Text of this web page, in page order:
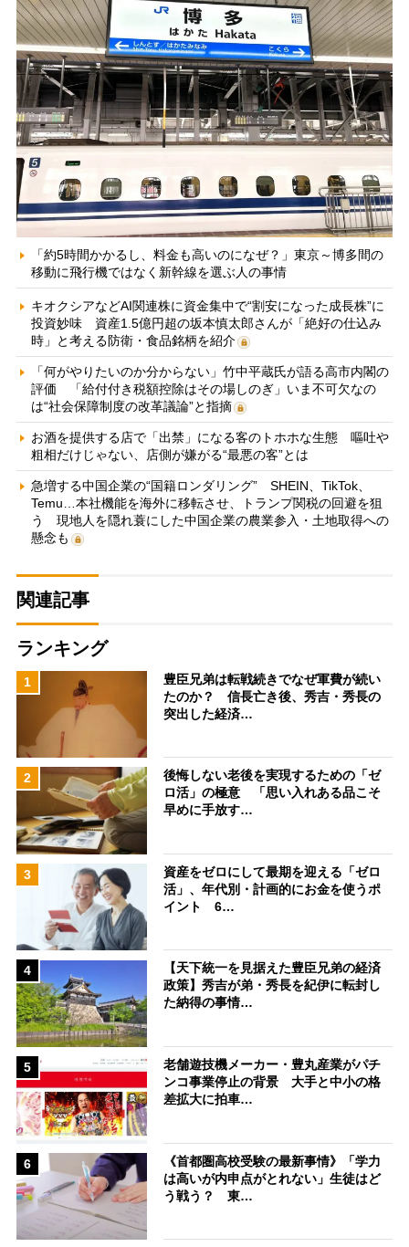
「約5時間かかるし、料金も高いのになぜ？」東京～博多間の
移動に飛行機ではなく新幹線を選ぶ人の事情
キオクシアなどAI関連株に資金集中で“割安になった成長株”に
投資妙味 資産1.5億円超の坂本慎太郎さんが「絶好の仕込み
時」と考える防衛・食品銘柄を紹介
「何がやりたいのか分からない」竹中平蔵氏が語る高市内閣の
評価 「給付付き税額控除はその場しのぎ」いま不可欠なの
は“社会保障制度の改革議論”と指摘
お酒を提供する店で「出禁」になる客のトホホな生態 嘔吐や
粗相だけじゃない、店側が嫌がる“最悪の客”とは
急増する中国企業の“国籍ロンダリング” SHEIN、TikTok、
Temu…本社機能を海外に移転させ、トランプ関税の回避を狙
う 現地人を隠れ蓑にした中国企業の農業参入・土地取得への
懸念も
関連記事
ランキング
1
豊臣兄弟は転戦続きでなぜ軍費が続い
たのか？ 信長亡き後、秀吉・秀長の
突出した経済…
2
後悔しない老後を実現するための「ゼ
ロ活」の極意 「思い入れある品こそ
早めに手放す…
3
資産をゼロにして最期を迎える「ゼロ
活」、年代別・計画的にお金を使うポ
イント 6…
4
【天下統一を見据えた豊臣兄弟の経済
政策】秀吉が弟・秀長を紀伊に転封し
た納得の事情…
5
老舗遊技機メーカー・豊丸産業がパチ
ンコ事業停止の背景 大手と中小の格
差拡大に拍車…
6
《首都圏高校受験の最新事情》「学力
は高いが内申点がとれない」生徒はど
う戦う？ 東…